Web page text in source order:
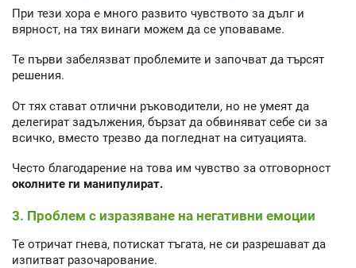
При тези хора е много развито чувството за дълг и
вярност, на тях винаги можем да се уповаваме.
Те първи забелязват проблемите и започват да търсят
решения.
От тях стават отлични ръководители, но не умеят да
делегират задължения, бързат да обвиняват себе си за
всичко, вместо трезво да погледнат на ситуацията.
Често благодарение на това им чувство за отговорност
околните ги манипулират.
3. Проблем с изразяване на негативни емоции
Те отричат гнева, потискат тъгата, не си разрешават да
изпитват разочарование.